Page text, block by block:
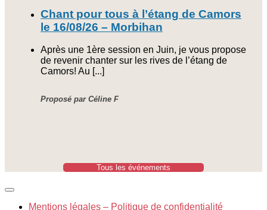
Chant pour tous à l’étang de Camors
le 16/08/26 – Morbihan
Après une 1ère session en Juin, je vous propose
de revenir chanter sur les rives de l’étang de
Camors! Au [...]
Proposé par Céline F
Tous les événements
Mentions légales – Politique de confidentialité